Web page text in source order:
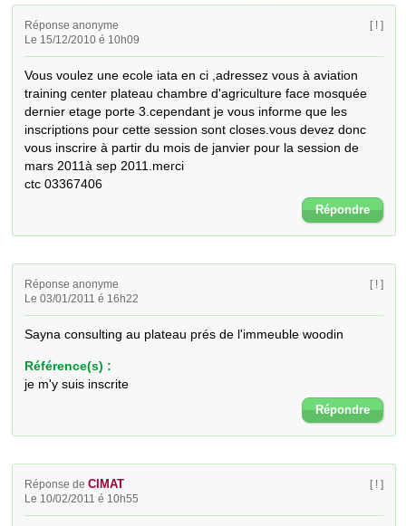
Réponse anonyme
Le 15/12/2010 é 10h09
[ ! ]
Vous voulez une ecole iata en ci ,adressez vous à aviation
training center plateau chambre d'agriculture face mosquée
dernier etage porte 3.cependant je vous informe que les
inscriptions pour cette session sont closes.vous devez donc
vous inscrire à partir du mois de janvier pour la session de
mars 2011à sep 2011.merci
ctc 03367406
Répondre
Réponse anonyme
Le 03/01/2011 é 16h22
[ ! ]
Sayna consulting au plateau prés de l'immeuble woodin
Référence(s) :
je m'y suis inscrite
Répondre
Réponse deCIMAT
Le 10/02/2011 é 10h55
[ ! ]